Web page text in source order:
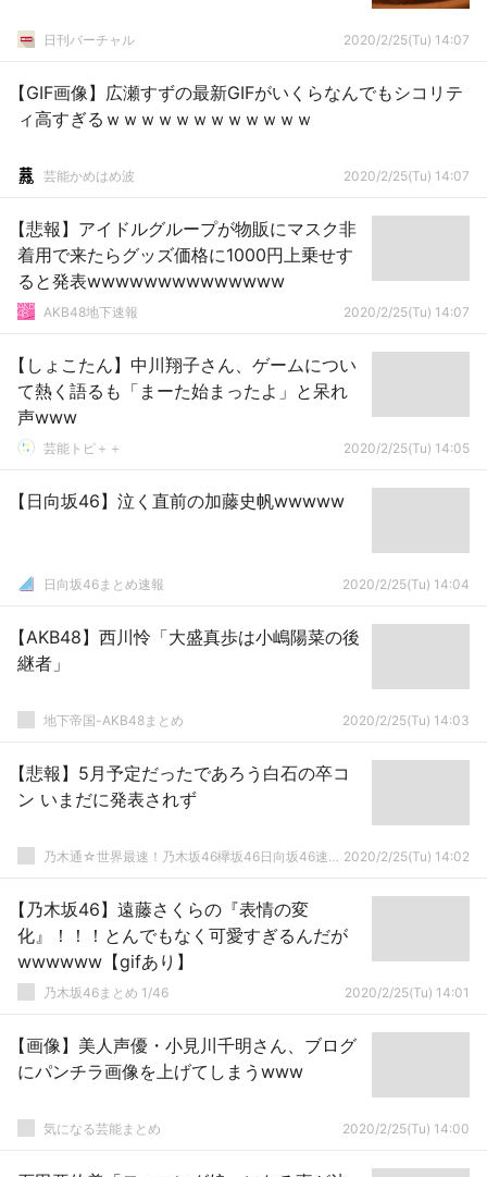
日刊バーチャル 2020/2/25(Tu) 14:07
【GIF画像】広瀬すずの最新GIFがいくらなんでもシコリテ
ィ高すぎるｗｗｗｗｗｗｗｗｗｗｗｗ
芸能かめはめ波 2020/2/25(Tu) 14:07
【悲報】アイドルグループが物販にマスク非
着用で来たらグッズ価格に1000円上乗せす
ると発表wwwwwwwwwwwwww
AKB48地下速報 2020/2/25(Tu) 14:07
【しょこたん】中川翔子さん、ゲームについ
て熱く語るも「まーた始まったよ」と呆れ
声www
芸能トピ＋＋ 2020/2/25(Tu) 14:05
【日向坂46】泣く直前の加藤史帆wwwww
日向坂46まとめ速報 2020/2/25(Tu) 14:04
【AKB48】西川怜「大盛真歩は小嶋陽菜の後
継者」
地下帝国-AKB48まとめ 2020/2/25(Tu) 14:03
【悲報】5月予定だったであろう白石の卒コ
ン いまだに発表されず
乃木通☆世界最速！乃木坂46欅坂46日向坂46速報まとめ 2020/2/25(Tu) 14:02
【乃木坂46】遠藤さくらの『表情の変
化』！！！とんでもなく可愛すぎるんだが
wwwwww【gifあり】
乃木坂46まとめ 1/46 2020/2/25(Tu) 14:01
【画像】美人声優・小見川千明さん、ブログ
にパンチラ画像を上げてしまうwww
気になる芸能まとめ 2020/2/25(Tu) 14:00